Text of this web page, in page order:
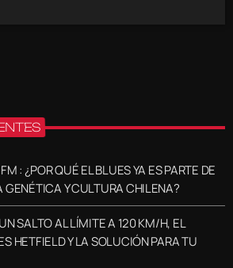
: ¿POR QUÉ EL BLUES YA ES PARTE DE
GENÉTICA Y CULTURA CHILENA?
SALTO AL LÍMITE A 120 KM/H, EL
HETFIELD Y LA SOLUCIÓN PARA TU